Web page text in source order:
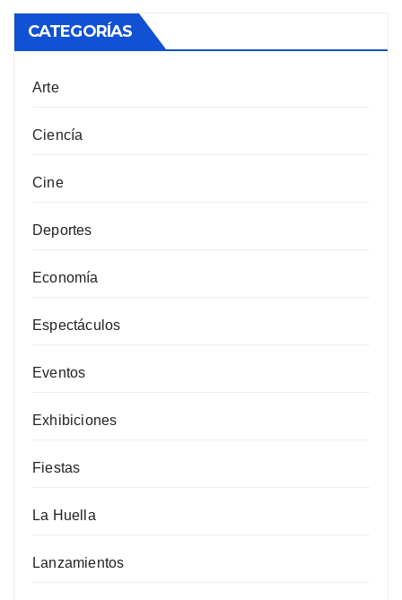
CATEGORÍAS
Arte
Ciencía
Cine
Deportes
Economía
Espectáculos
Eventos
Exhibiciones
Fiestas
La Huella
Lanzamientos